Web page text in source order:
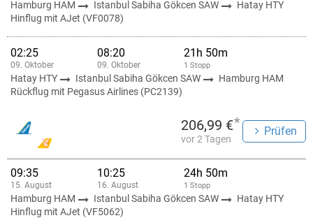
Hamburg HAM Istanbul Sabiha Gökcen SAW
Hatay HTY
Hinflug mit AJet (VF0078)
02:25
09. Oktober
08:20
09. Oktober
21h 50m
1 Stopp
Hatay HTY Istanbul Sabiha Gökcen SAW
Hamburg HAM
Rückflug mit Pegasus Airlines (PC2139)
206,99 €*
vor 2 Tagen
Prüfen
09:35
15. August
10:25
16. August
24h 50m
1 Stopp
Hamburg HAM Istanbul Sabiha Gökcen SAW
Hatay HTY
Hinflug mit AJet (VF5062)